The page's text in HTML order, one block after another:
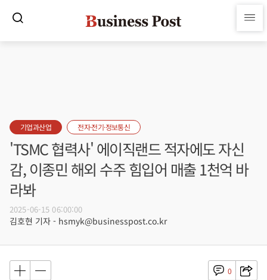
기업과산업 전자·전기·정보통신
'TSMC 협력사' 에이직랜드 적자에도 자신
감, 이종민 해외 수주 힘입어 매출 1천억 바
라봐
2025-06-15 06:00:00
김호현 기자 - hsmyk@businesspost.co.kr
0